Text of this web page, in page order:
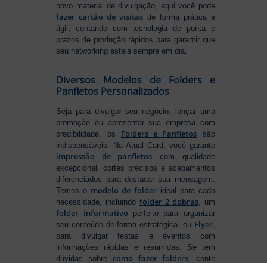
novo material de divulgação, aqui você pode
fazer cartão de visitas de forma prática e
ágil, contando com tecnologia de ponta e
prazos de produção rápidos para garantir que
seu networking esteja sempre em dia.
Diversos Modelos de Folders e
Panfletos Personalizados
Seja para divulgar seu negócio, lançar uma
promoção ou apresentar sua empresa com
credibilidade, os Folders e Panfletos são
indispensáveis. Na Atual Card, você garante
impressão de panfletos com qualidade
excepcional, cortes precisos e acabamentos
diferenciados para destacar sua mensagem.
Temos o modelo de folder ideal para cada
necessidade, incluindofolder 2 dobras, um
folder informativo perfeito para organizar
seu conteúdo de forma estratégica, ou Flyer
para divulgar festas e eventos com
informações rápidas e resumidas. Se tem
dúvidas sobrecomo fazer folders, conte